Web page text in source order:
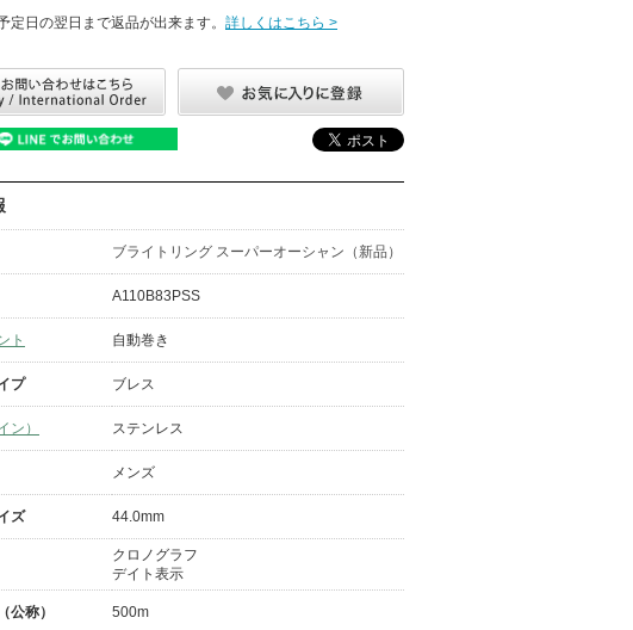
定日の翌日まで返品が出来ます。 詳しくはこちら >
ブライトリング スーパーオーシャン（新品）
A110B83PSS
ト 自動巻き
プ ブレス
ン） ステンレス
メンズ
ズ 44.0mm
クロノグラフ
デイト表示
公称） 500m